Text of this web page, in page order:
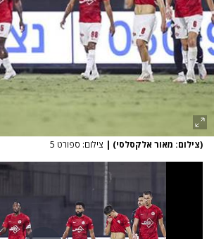
(צילום: מאור אלקסלסי) | צילום: ספורט 5